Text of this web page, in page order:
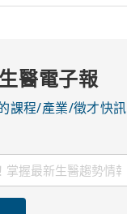
醫電子報
課程/產業/徵才快訊